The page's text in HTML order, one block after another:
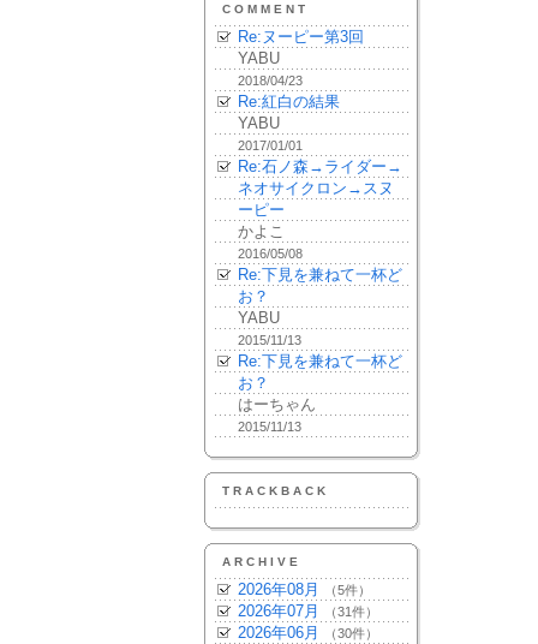
COMMENT
Re:ヌーピー第3回
YABU
2018/04/23
Re:紅白の結果
YABU
2017/01/01
Re:石ノ森→ライダー→
ネオサイクロン→スヌ
ーピー
かよこ
2016/05/08
Re:下見を兼ねて一杯ど
お？
YABU
2015/11/13
Re:下見を兼ねて一杯ど
お？
はーちゃん
2015/11/13
TRACKBACK
ARCHIVE
2026年08月 （5件）
2026年07月 （31件）
2026年06月 （30件）